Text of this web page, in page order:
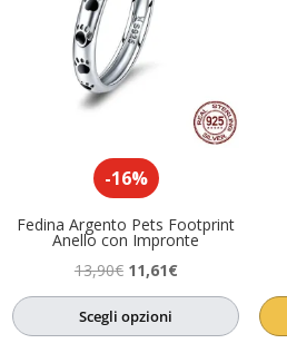
-16%
Fedina Argento Pets Footprint
Anello con Impronte
13,90€ Il
prezzo
originale
11,61€Il
prezzo
Scegli opzioni